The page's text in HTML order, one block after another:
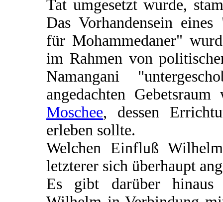
Tat umgesetzt wurde,
Das Vorhandensein eines
für Mohammedaner"
im Rahmen von
Namangani
angedachten
Moschee, dessen
erleben sollte.
Welchen Einfluß
letzterer sich überhaupt
Es gibt darüber hinaus